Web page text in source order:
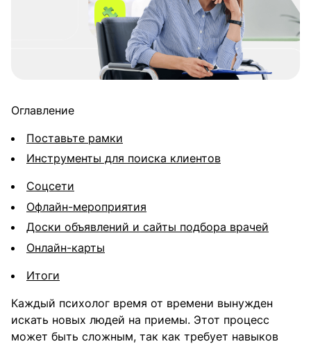
Оглавление
Поставьте рамки
Инструменты для поиска клиентов
Соцсети
Офлайн-мероприятия
Доски объявлений и сайты подбора врачей
Онлайн-карты
Итоги
Каждый психолог время от времени вынужден
искать новых людей на приемы. Этот процесс
может быть сложным, так как требует навыков